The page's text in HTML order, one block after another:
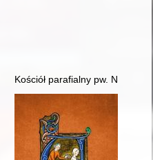
Kościół parafialny pw.